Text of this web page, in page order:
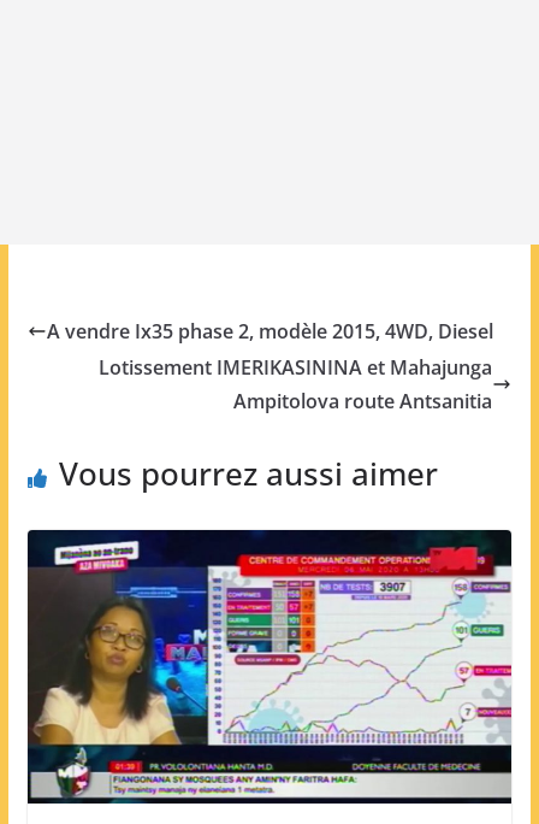
A vendre Ix35 phase 2, modèle 2015, 4WD, Diesel
Lotissement IMERIKASININA et Mahajunga
Ampitolova route Antsanitia
Vous pourrez aussi aimer